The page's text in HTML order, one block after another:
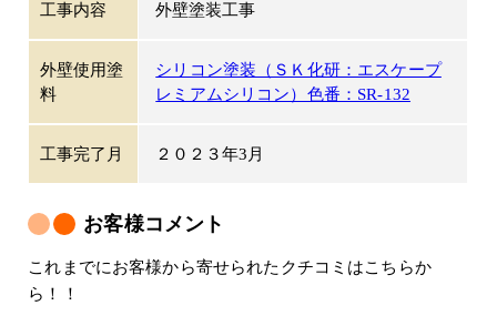
工事内容 外壁塗装工事
外壁使用塗
料
シリコン塗装（ＳＫ化研：エスケープ
レミアムシリコン）色番：SR-132
工事完了月 ２０２３年3月
お客様コメント
これまでにお客様から寄せられたクチコミはこちらか
ら！！